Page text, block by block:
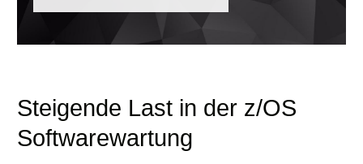
Steigende Last in der z/OS
Softwarewartung